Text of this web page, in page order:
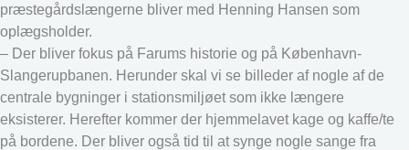
præstegårdslængerne bliver med Henning Hansen som
oplægsholder.
– Der bliver fokus på Farums historie og på København-
Slangerupbanen. Herunder skal vi se billeder af nogle af de
centrale bygninger i stationsmiljøet som ikke længere
eksisterer. Herefter kommer der hjemmelavet kage og kaffe/te
på bordene. Der bliver også tid til at synge nogle sange fra